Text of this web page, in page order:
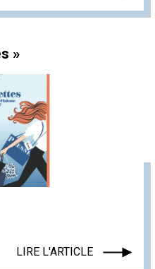
»
LIRE L'ARTICLE